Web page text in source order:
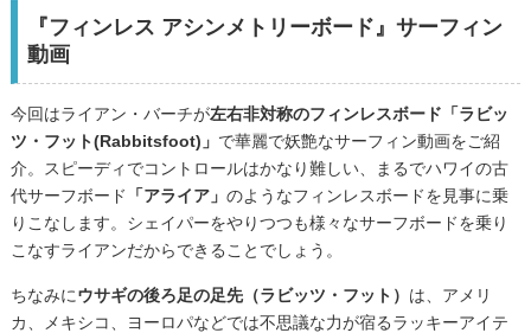
『フィンレス アシンメトリーボード』サーフィン
動画
今回はライアン・バーチが左右非対称のフィンレスボード 「ラビッ
ツ・フット(Rabbitsfoot)」 で華麗で妖艶なサーフィン動画をご紹
介。スピーディでコントロールはかなり難しい、まるでハワイの古
代サーフボード
「アライア」 のようなフィンレスボードを見事に乗
りこなします。シェイパーをやりつつも様々なサーフボードを乗り
こなすライアンだからできることでしょう。
ちなみにウサギの後ろ足の足先（ラビッツ・フット ） は、アメリ
カ、メキシコ、ヨーロパなどでは不思議な力が宿るラッキーアイテ